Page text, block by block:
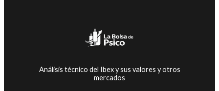
Análisis técnico del Ibex y sus valores y otros
mercados